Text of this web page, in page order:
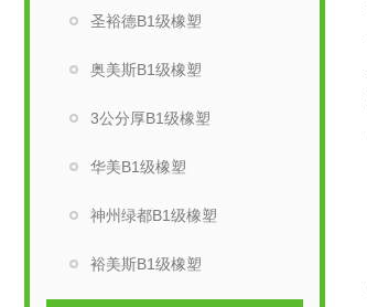
圣裕德B1级橡塑
奥美斯B1级橡塑
3公分厚B1级橡塑
华美B1级橡塑
神州绿都B1级橡塑
裕美斯B1级橡塑